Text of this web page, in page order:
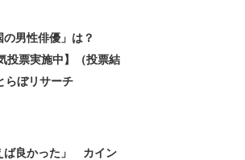
男性俳優」は？
投票実施中】（投票結
らぼリサーチ
ば良かった」 カイン